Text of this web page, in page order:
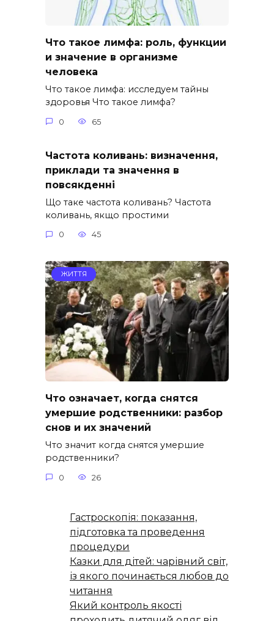
Что такое лимфа: роль, функции
и значение в организме
человека
Что такое лимфа: исследуем тайны
здоровья Что такое лимфа?
0 65
Частота коливань: визначення,
приклади та значення в
повсякденні
Що таке частота коливань? Частота
коливань, якщо простими
0 45
ЖИТТЯ
Что означает, когда снятся
умершие родственники: разбор
снов и их значений
Что значит когда снятся умершие
родственники?
0 26
Гастроскопія: показання,
підготовка та проведення
процедури
Казки для дітей: чарівний світ,
із якого починається любов до
читання
Який контроль якості